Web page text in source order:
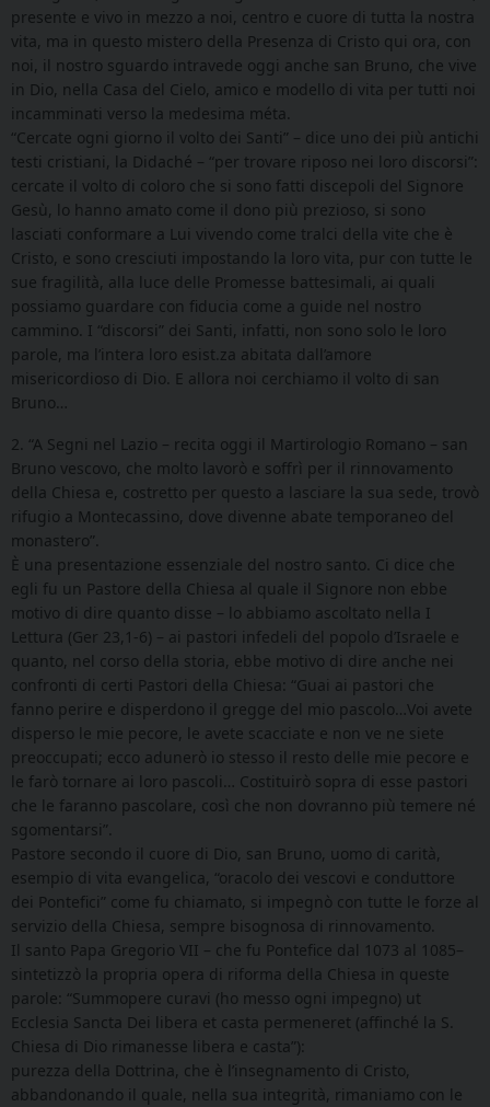
presente e vivo in mezzo a noi, centro e cuore di tutta la nostra
vita, ma in questo mistero della Presenza di Cristo qui ora, con
noi, il nostro sguardo intravede oggi anche san Bruno, che vive
in Dio, nella Casa del Cielo, amico e modello di vita per tutti noi
incamminati verso la medesima méta.
“Cercate ogni giorno il volto dei Santi” – dice uno dei più antichi
testi cristiani, la Didaché – “per trovare riposo nei loro discorsi”:
cercate il volto di coloro che si sono fatti discepoli del Signore
Gesù, lo hanno amato come il dono più prezioso, si sono
lasciati conformare a Lui vivendo come tralci della vite che è
Cristo, e sono cresciuti impostando la loro vita, pur con tutte le
sue fragilità, alla luce delle Promesse battesimali, ai quali
possiamo guardare con fiducia come a guide nel nostro
cammino. I “discorsi” dei Santi, infatti, non sono solo le loro
parole, ma l’intera loro esist.za abitata dall’amore
misericordioso di Dio. E allora noi cerchiamo il volto di san
Bruno…
2. “A Segni nel Lazio – recita oggi il Martirologio Romano – san
Bruno vescovo, che molto lavorò e soffrì per il rinnovamento
della Chiesa e, costretto per questo a lasciare la sua sede, trovò
rifugio a Montecassino, dove divenne abate temporaneo del
monastero”.
È una presentazione essenziale del nostro santo. Ci dice che
egli fu un Pastore della Chiesa al quale il Signore non ebbe
motivo di dire quanto disse – lo abbiamo ascoltato nella I
Lettura (Ger 23,1-6) – ai pastori infedeli del popolo d’Israele e
quanto, nel corso della storia, ebbe motivo di dire anche nei
confronti di certi Pastori della Chiesa: “Guai ai pastori che
fanno perire e disperdono il gregge del mio pascolo…Voi avete
disperso le mie pecore, le avete scacciate e non ve ne siete
preoccupati; ecco adunerò io stesso il resto delle mie pecore e
le farò tornare ai loro pascoli… Costituirò sopra di esse pastori
che le faranno pascolare, così che non dovranno più temere né
sgomentarsi”.
Pastore secondo il cuore di Dio, san Bruno, uomo di carità,
esempio di vita evangelica, “oracolo dei vescovi e conduttore
dei Pontefici” come fu chiamato, si impegnò con tutte le forze al
servizio della Chiesa, sempre bisognosa di rinnovamento.
Il santo Papa Gregorio VII – che fu Pontefice dal 1073 al 1085–
sintetizzò la propria opera di riforma della Chiesa in queste
parole: “Summopere curavi (ho messo ogni impegno) ut
Ecclesia Sancta Dei libera et casta permeneret (affinché la S.
Chiesa di Dio rimanesse libera e casta”):
purezza della Dottrina, che è l’insegnamento di Cristo,
abbandonando il quale, nella sua integrità, rimaniamo con le